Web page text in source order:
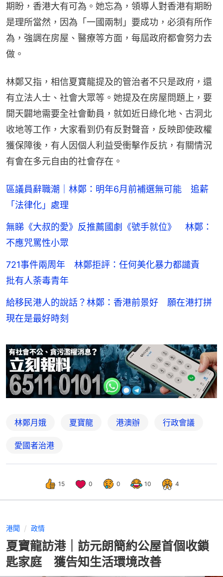
期盼，香港大有可為。她忘為，領導人對香港有期盼
是理所當然，因為「一國兩制」要成功，必須有所作
為，強調在房屋、醫療等方面，每屆政府都會努力去
做。
林鄭又指，相信夏寶龍提及的管治者不只是政府，還
有立法人士、社會大眾等。她提及在房屋問題上，要
開天闢地需要全社會動員，就如近日綠化地、古洞北
收地等工作，大家看到仍有反對聲音，反映即使政權
獲保障後，有人因個人利益受衝擊作反抗，有關情況
有會在多元自由的社會存在。
區議員辭職潮｜林鄭：明年6月前補選無可能 追薪
「法律化」處理
無睇《大叔的愛》反推薦國劇《號手就位》 林鄭：
不應咒罵性小眾
721事件兩周年 林鄭拒評：任何美化暴力都譴責
批有人荼毒青年
給移民港人的說話？林鄭：香港前景好 願在港打拼
現在是最好時刻
林鄭月娥 夏寶龍 港澳辦 行政會議
愛國者治港
15 0 0 10 4
港聞 政情
夏寶龍訪港｜訪元朗簡約公屋首個收鎖
匙家庭 獲告知生活環境改善